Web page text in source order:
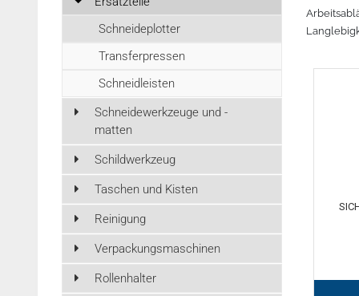
Mehr lesen
Mehr lesen
Zubehör Schneideplotter
3D Drucker Zubehör
Mehr lesen
Marken
Schneideplotter
Transferpressen
Schneidleisten
Schneidewerkzeuge und -
matten
Schildwerkzeug
Taschen und Kisten
Reinigung
Verpackungsmaschinen
Rollenhalter